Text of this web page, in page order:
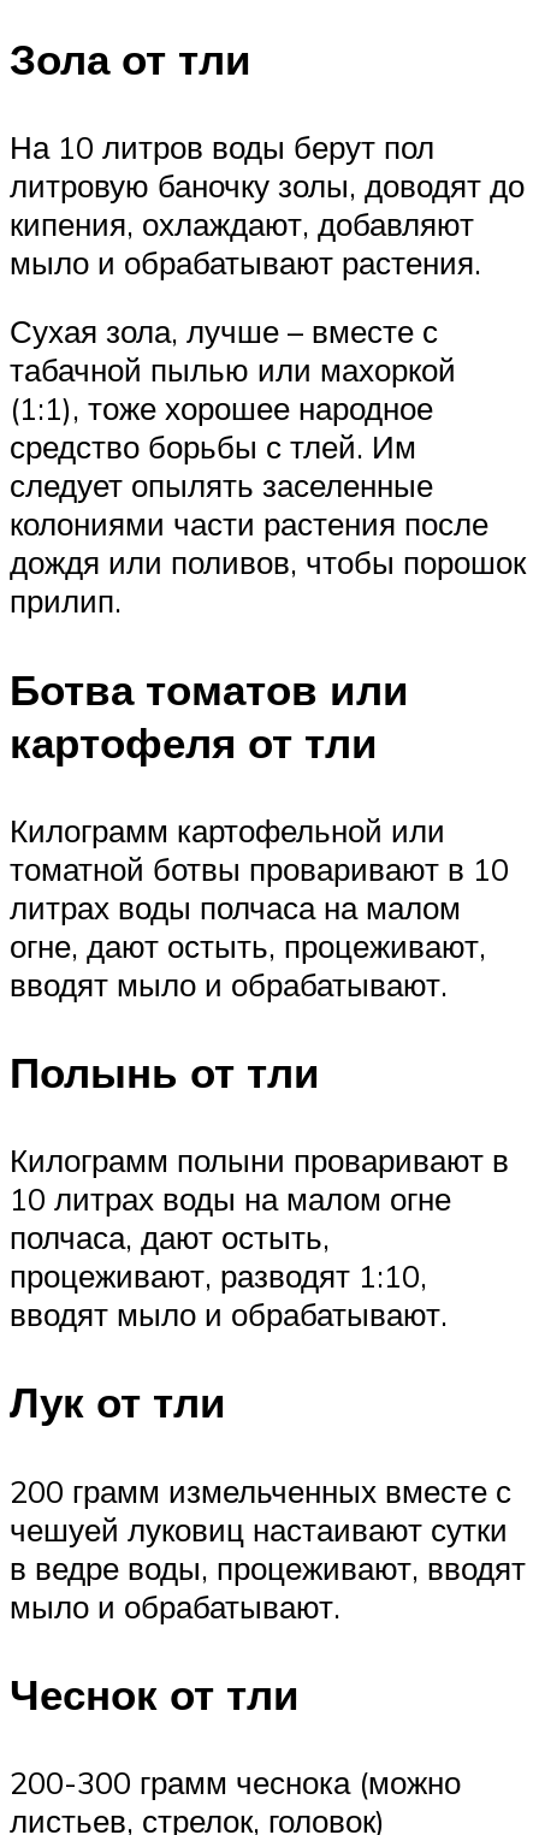
Зола от тли
На 10 литров воды берут пол
литровую баночку золы, доводят до
кипения, охлаждают, добавляют
мыло и обрабатывают растения.
Сухая зола, лучше – вместе с
табачной пылью или махоркой
(1:1), тоже хорошее народное
средство борьбы с тлей. Им
следует опылять заселенные
колониями части растения после
дождя или поливов, чтобы порошок
прилип.
Ботва томатов или
картофеля от тли
Килограмм картофельной или
томатной ботвы проваривают в 10
литрах воды полчаса на малом
огне, дают остыть, процеживают,
вводят мыло и обрабатывают.
Полынь от тли
Килограмм полыни проваривают в
10 литрах воды на малом огне
полчаса, дают остыть,
процеживают, разводят 1:10,
вводят мыло и обрабатывают.
Лук от тли
200 грамм измельченных вместе с
чешуей луковиц настаивают сутки
в ведре воды, процеживают, вводят
мыло и обрабатывают.
Чеснок от тли
200-300 грамм чеснока (можно
листьев, стрелок, головок)